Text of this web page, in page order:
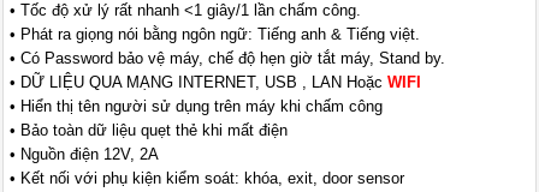
• Tốc độ xử lý rất nhanh <1 giây/1 lần chấm công.
• Phát ra giọng nói bằng ngôn ngữ: Tiếng anh & Tiếng việt.
• Có Password bảo vệ máy, chế độ hẹn giờ tắt máy, Stand by.
• DỮ LIỆU QUA MẠNG INTERNET, USB , LAN HoặcWIFI
• Hiển thị tên người sử dụng trên máy khi chấm công
• Bảo toàn dữ liệu quẹt thẻ khi mất điện
• Nguồn điện 12V, 2A
• Kết nối với phụ kiện kiểm soát: khóa, exit, door sensor